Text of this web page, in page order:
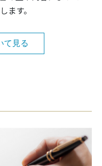
ます。
て見る